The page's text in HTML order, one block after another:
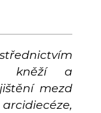
kněží a
mezd